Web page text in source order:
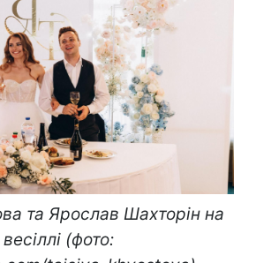
та Ярослав Шахторін на
весіллі (фото: